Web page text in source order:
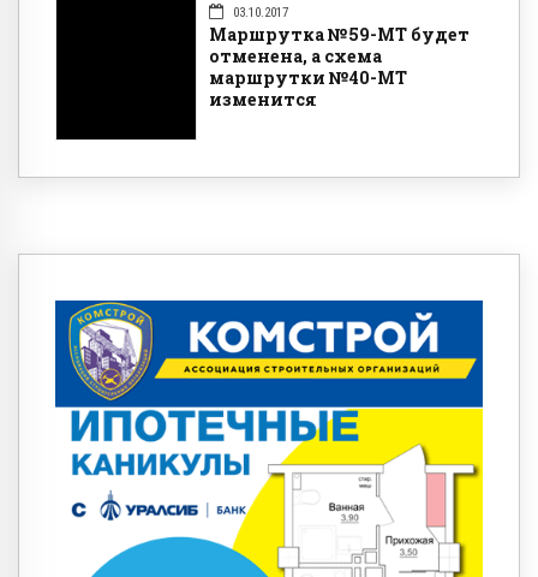
03.10.2017
Маршрутка №59-МТ будет
отменена, а схема
маршрутки №40-МТ
изменится